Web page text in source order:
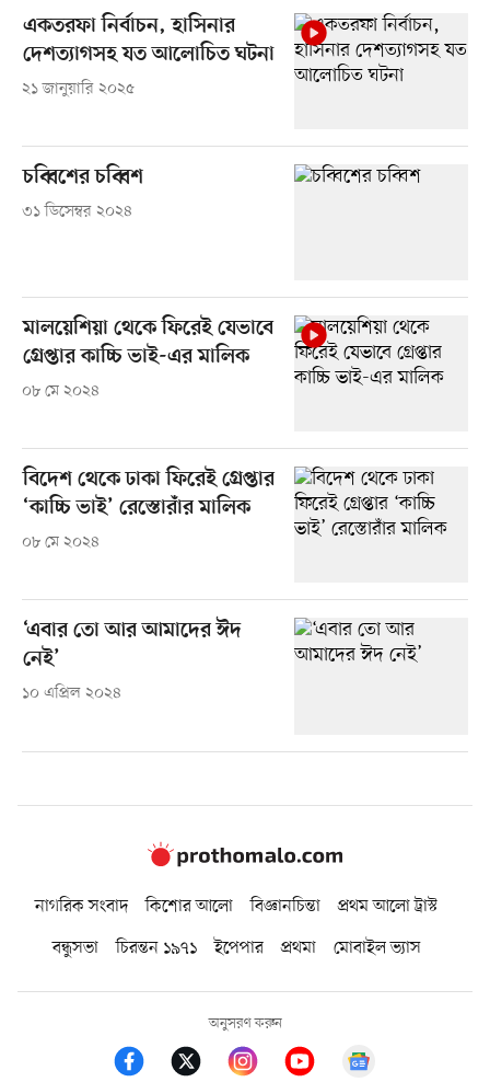
একতরফা নির্বাচন, হাসিনার
দেশত্যাগসহ যত আলোচিত ঘটনা
২১ জানুয়ারি ২০২৫
চব্বিশের চব্বিশ
৩১ ডিসেম্বর ২০২৪
মালয়েশিয়া থেকে ফিরেই যেভাবে
গ্রেপ্তার কাচ্চি ভাই-এর মালিক
০৮ মে ২০২৪
বিদেশ থেকে ঢাকা ফিরেই গ্রেপ্তার
‘কাচ্চি ভাই’ রেস্তোরাঁর মালিক
০৮ মে ২০২৪
‘এবার তো আর আমাদের ঈদ
নেই’
১০ এপ্রিল ২০২৪
নাগরিক সংবাদ কিশোর আলো বিজ্ঞানচিন্তা
প্রথম আলো ট্রাস্ট
বন্ধুসভা
চিরন্তন ১৯৭১ ইপেপার প্রথমা মোবাইল ভ্যাস
অনুসরণ করুন